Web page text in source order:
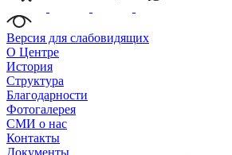
Версия для слабовидящих
О Центре
История
Структура
Благодарности
Фотогалерея
СМИ о нас
Контакты
Документы